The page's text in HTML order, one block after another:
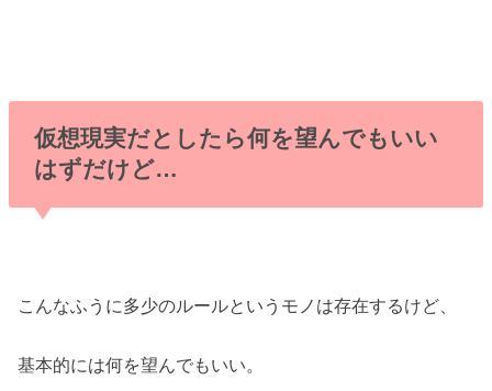
仮想現実だとしたら何を望んでもいい
はずだけど…
こんなふうに多少のルールというモノは存在するけど、
基本的には何を望んでもいい。